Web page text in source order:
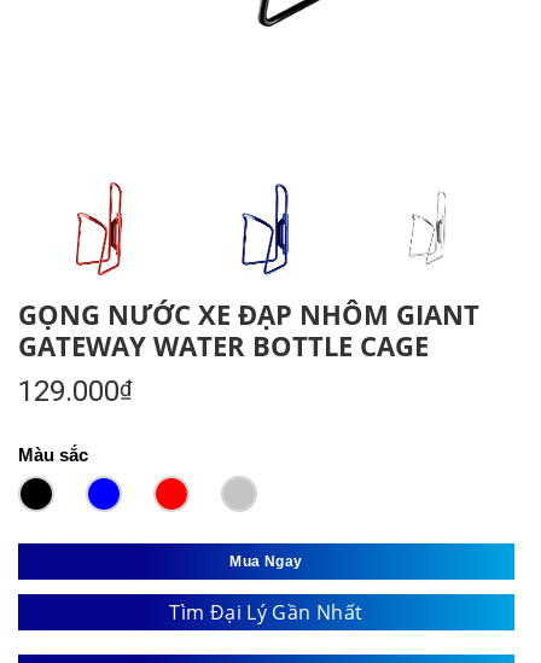
GỌNG NƯỚC XE ĐẠP NHÔM GIANT
GATEWAY WATER BOTTLE CAGE
129.000₫
Màu sắc
Mua Ngay
Tìm Đại Lý Gần Nhất